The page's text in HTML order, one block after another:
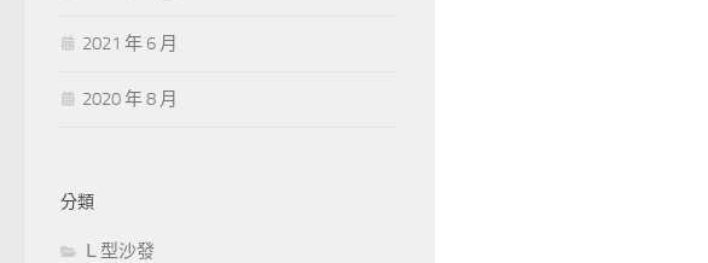
2021 年 6 月
2020 年 8 月
分類
Ｌ型沙發